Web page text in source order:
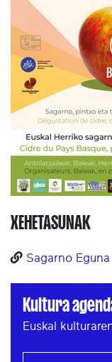
XEHETASUNAK
Sagarno
Kultura
Euskal